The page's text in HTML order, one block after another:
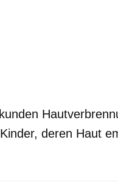
deren Haut